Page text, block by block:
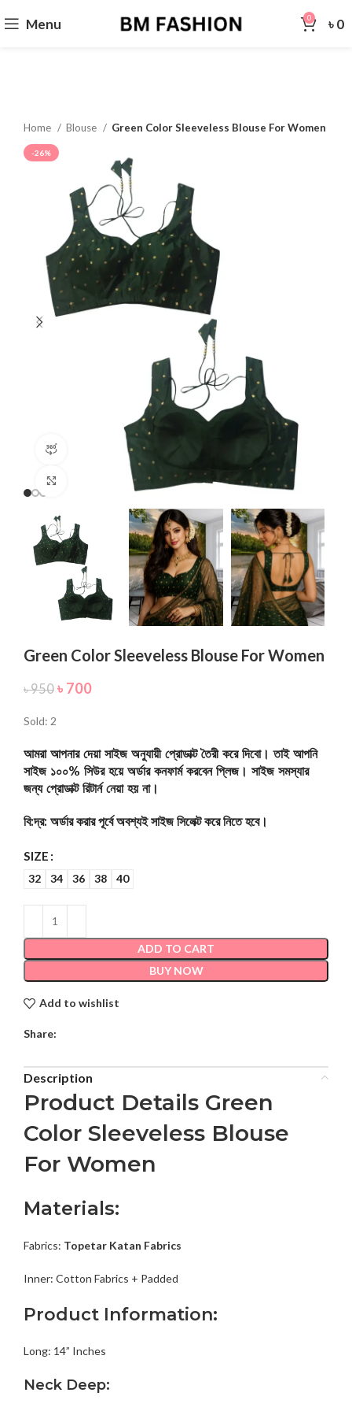
Menu 0 ৳0
Home Blouse Green Color Sleeveless Blouse For Women
-26%
360 product view
Click to enlarge
Green Color Sleeveless Blouse For Women
৳950 ৳ 700
Sold: 2
আমরা আপনার দেয়া সাইজ অনুযায়ী প্রোডাক্ট তৈরী করে দিবো। তাই আপনি
সাইজ ১০০% সিউর হয়ে অর্ডার কনফার্ম করবেন প্লিজ। সাইজ সমস্যার
জন্য প্রোডাক্ট রিটার্ন নেয়া হয় না।
বি:দ্র: অর্ডার করার পূর্বে অবশ্যই সাইজ সিলেক্ট করে নিতে হবে।
SIZE
32 34 36 38 40
ADD TO CART
BUY NOW
Add to wishlist
Share:
Description
Product Details Green
Color Sleeveless Blouse
For Women
Materials:
Fabrics: Topetar Katan Fabrics
Inner: Cotton Fabrics + Padded
Product Information:
Long: 14” Inches
Neck Deep: